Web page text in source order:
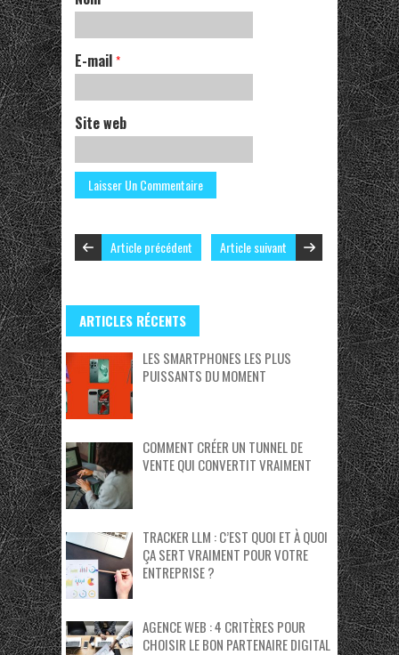
E-mail *
Site web
Article précédent Article suivant
ARTICLES RÉCENTS
LES SMARTPHONES LES PLUS
PUISSANTS DU MOMENT
COMMENT CRÉER UN TUNNEL DE
VENTE QUI CONVERTIT VRAIMENT
TRACKER LLM : C’EST QUOI ET À QUOI
ÇA SERT VRAIMENT POUR VOTRE
ENTREPRISE ?
AGENCE WEB : 4 CRITÈRES POUR
CHOISIR LE BON PARTENAIRE DIGITAL